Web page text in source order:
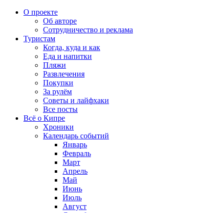
О проекте
Об авторе
Сотрудничество и реклама
Туристам
Когда, куда и как
Еда и напитки
Пляжи
Развлечения
Покупки
За рулём
Советы и лайфхаки
Все посты
Всё о Кипре
Хроники
Календарь событий
Январь
Февраль
Март
Апрель
Май
Июнь
Июль
Август